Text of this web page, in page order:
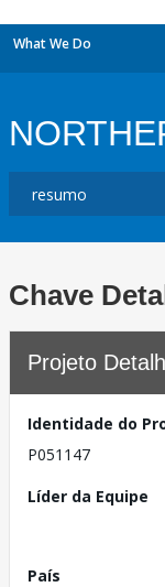
What We Do
Chave
Projeto
Identidade do
P051147
Líder da Equipe
País